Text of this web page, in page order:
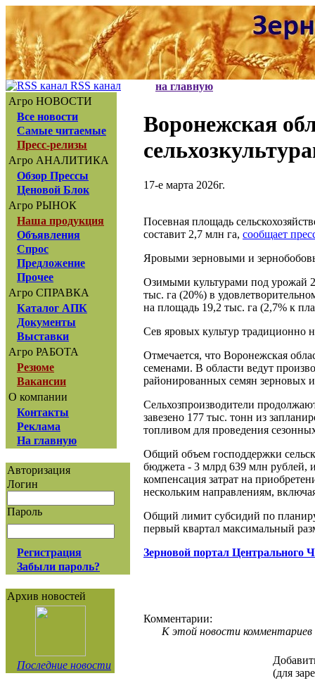
RSS канал
Агро НОВОСТИ
Все новости
Самые читаемые
Пресс-релизы
Агро АНАЛИТИКА
Обзор Прессы
Ценовой Блок
Агро РЫНОК
Наша продукция
Объявления
Спрос
Предложение
Прочее
Агро СПРАВКА
Каталог АПК
Документы
Выставки
Агро РАБОТА
Резюме
Вакансии
О компании
Контакты
Реклама
На главную
Авторизация
Логин
Пароль
Регистрация
Забыли пароль?
Архив новостей
Последние новости
на главную
Воронежская
17-е марта 2026г.
Посевная площадь
составит 2,7 млн га, сообщает
Яровыми зерновыми и
Озимыми культурами под урожай
тыс. га (20%) в
на площадь 19,2 тыс. га (2,7% к
Сев яровых культур традиционно
Отмечается, что Воронежская
семенами. В области ведут
районированных семян зерновых
Сельхозпроизводители
завезено 177 тыс. тонн из
топливом для проведения
Общий объем господдержки
бюджета - 3 млрд 639 млн рублей,
компенсация затрат на
нескольким направлениям,
Общий лимит субсидий по
первый квартал максимальный
Зерновой портал Центрального
Комментарии:
К этой новости комментариев
(для